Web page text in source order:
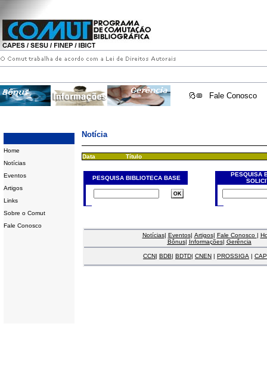
Fale Conosco
Home
Notícias
Eventos
Artigos
Links
Sobre o Comut
Fale Conosco
Notícia
Data Título
PESQUISA BIBLIOTECA BASE
PESQUISA
Notícias| Eventos| Artigos| Fale Conosco |
Bônus| Informações| Gerência
CCN| BDB| BDTD| CNEN | PROSSIGA |